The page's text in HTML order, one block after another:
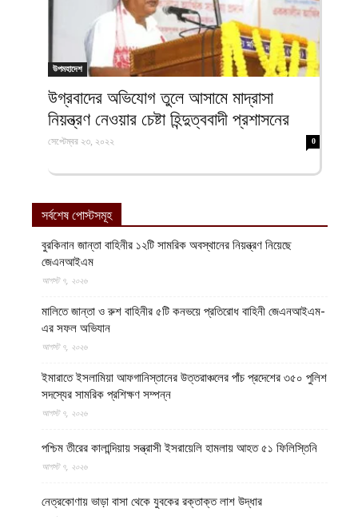
উপমহাদেশ
উগ্রবাদের অভিযোগ তুলে আসামে মাদ্রাসা
নিয়ন্ত্রণ নেওয়ার চেষ্টা হিন্দুত্ববাদী প্রশাসনের
সেপ্টেম্বর ২৩, ২০২২ 0
সর্বশেষ পোস্টসমূহ
বুরকিনান জান্তা বাহিনীর ১২টি সামরিক অবস্থানের নিয়ন্ত্রণ নিয়েছে
জেএনআইএম
আগস্ট ৭, ২০২৬
মালিতে জান্তা ও রুশ বাহিনীর ৫টি কনভয়ে প্রতিরোধ বাহিনী জেএনআইএম-
এর সফল অভিযান
আগস্ট ৭, ২০২৬
ইমারাতে ইসলামিয়া আফগানিস্তানের উত্তরাঞ্চলের পাঁচ প্রদেশের ৩৫০ পুলিশ
সদস্যের সামরিক প্রশিক্ষণ সম্পন্ন
আগস্ট ৭, ২০২৬
পশ্চিম তীরের কালান্দিয়ায় সন্ত্রাসী ইসরায়েলি হামলায় আহত ৫১ ফিলিস্তিনি
আগস্ট ৭, ২০২৬
নেত্রকোণায় ভাড়া বাসা থেকে যুবকের রক্তাক্ত লাশ উদ্ধার
আগস্ট ৭, ২০২৬